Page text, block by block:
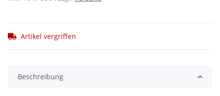
Artikel vergriffen
Beschreibung